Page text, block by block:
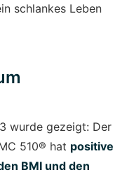
schlankes Leben
wurde gezeigt: Der
510® hat positive
BMI und den